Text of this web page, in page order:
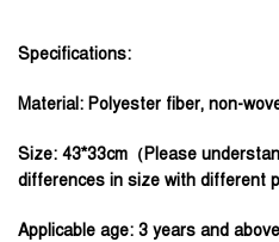
Specifications:
Material: Polyester fiber, non-
Size: 43*33cm （Please
differences in size with different
Applicable age: 3 years and above